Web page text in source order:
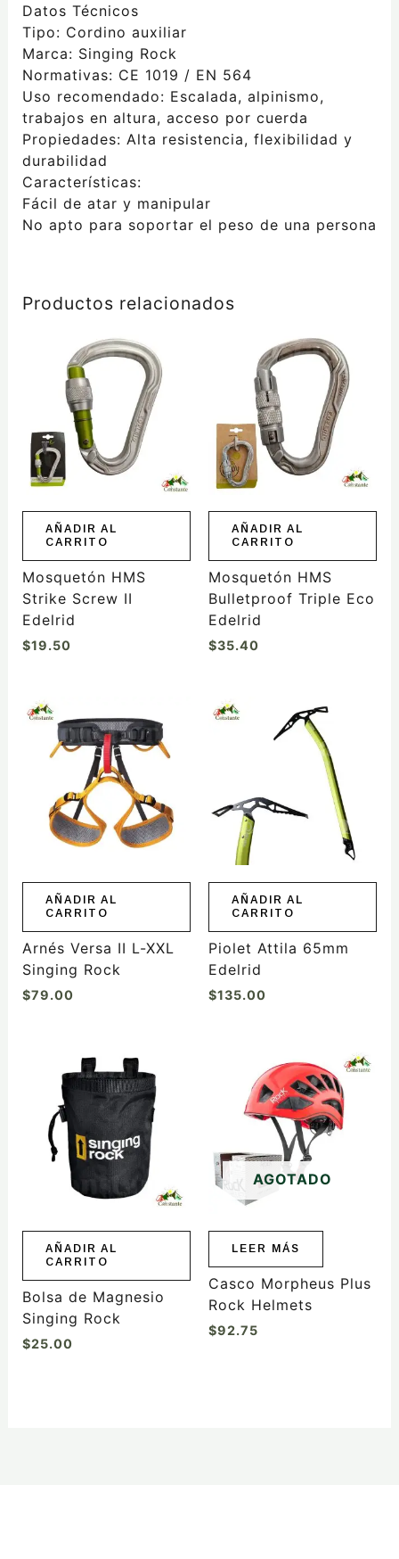
Datos Técnicos
Tipo: Cordino auxiliar
Marca: Singing Rock
Normativas: CE 1019 / EN 564
Uso recomendado: Escalada, alpinismo,
trabajos en altura, acceso por cuerda
Propiedades: Alta resistencia, flexibilidad y
durabilidad
Características:
Fácil de atar y manipular
No apto para soportar el peso de una persona
Productos relacionados
AÑADIR AL
CARRITO
Mosquetón HMS
Strike Screw II
Edelrid
$19.50
AÑADIR AL
CARRITO
Mosquetón HMS
Bulletproof Triple Eco
Edelrid
$35.40
AÑADIR AL
CARRITO
Arnés Versa II L-XXL
Singing Rock
$79.00
AÑADIR AL
CARRITO
Piolet Attila 65mm
Edelrid
$135.00
AÑADIR AL
CARRITO
Bolsa de Magnesio
Singing Rock
$25.00
AGOTADO
LEER MÁS
Casco Morpheus Plus
Rock Helmets
$92.75